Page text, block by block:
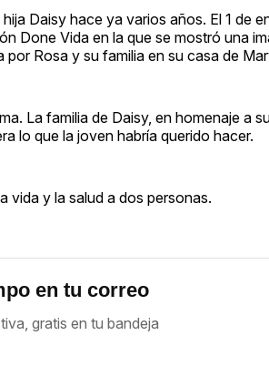
Daisy hace ya varios años. El 1 de
Done Vida en la que se mostró una
Rosa y su familia en su casa de
La familia de Daisy, en homenaje a
lo que la joven habría querido hacer.
vida y la salud a dos personas.
en tu correo
gratis en tu bandeja